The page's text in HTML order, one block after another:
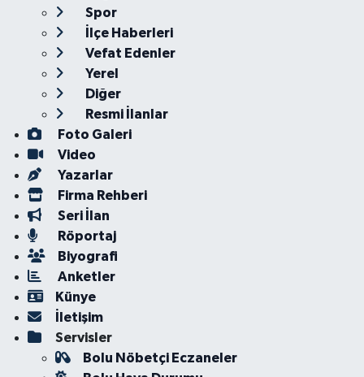
Spor
İlçe Haberleri
Vefat Edenler
Yerel
Diğer
Resmi İlanlar
Foto Galeri
Video
Yazarlar
Firma Rehberi
Seri İlan
Röportaj
Biyografi
Anketler
Künye
İletişim
Servisler
Bolu Nöbetçi Eczaneler